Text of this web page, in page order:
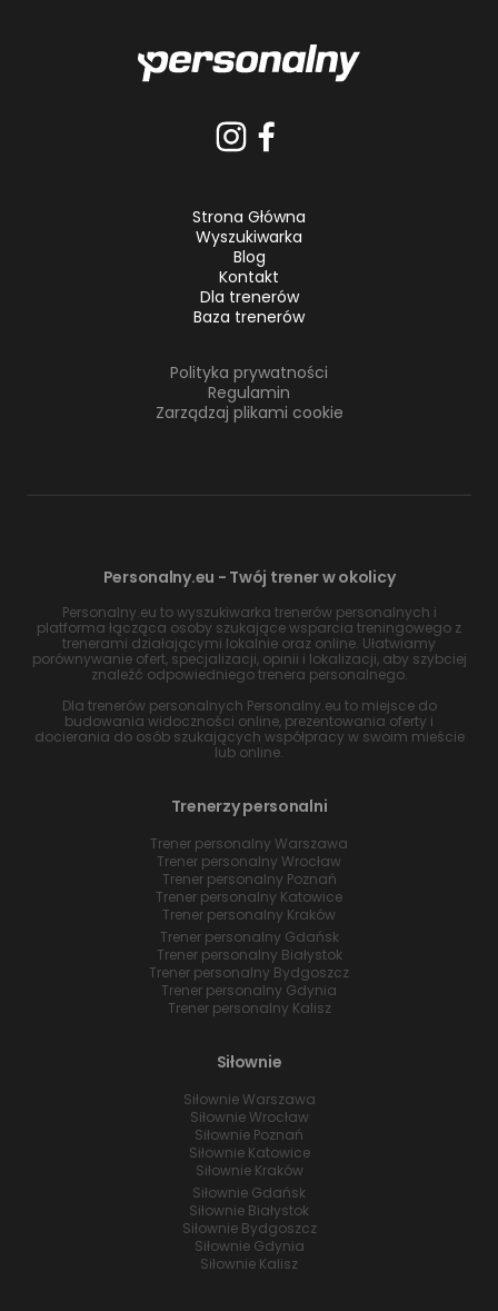
Strona Główna
Wyszukiwarka
Blog
Kontakt
Dla trenerów
Baza trenerów
Polityka prywatności
Regulamin
Zarządzaj plikami cookie
Personalny.eu - Twój trener w okolicy
Personalny.eu to wyszukiwarka trenerów personalnych i
platforma łącząca osoby szukające wsparcia treningowego z
trenerami działającymi lokalnie oraz online. Ułatwiamy
porównywanie ofert, specjalizacji, opinii i lokalizacji, aby szybciej
znaleźć odpowiedniego trenera personalnego.
Dla trenerów personalnych Personalny.eu to miejsce do
budowania widoczności online, prezentowania oferty i
docierania do osób szukających współpracy w swoim mieście
lub online.
Trenerzy personalni
Trener personalny Warszawa
Trener personalny Wrocław
Trener personalny Poznań
Trener personalny Katowice
Trener personalny Kraków
Trener personalny Gdańsk
Trener personalny Białystok
Trener personalny Bydgoszcz
Trener personalny Gdynia
Trener personalny Kalisz
Siłownie
Siłownie Warszawa
Siłownie Wrocław
Siłownie Poznań
Siłownie Katowice
Siłownie Kraków
Siłownie Gdańsk
Siłownie Białystok
Siłownie Bydgoszcz
Siłownie Gdynia
Siłownie Kalisz